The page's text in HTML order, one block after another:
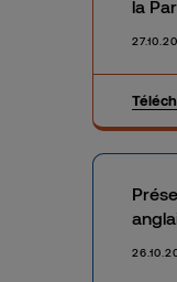
la